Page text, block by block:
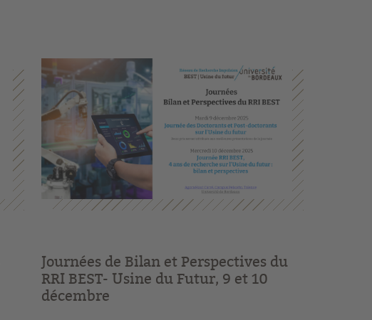
Journées de Bilan et Perspectives du
RRI BEST- Usine du Futur, 9 et 10
décembre